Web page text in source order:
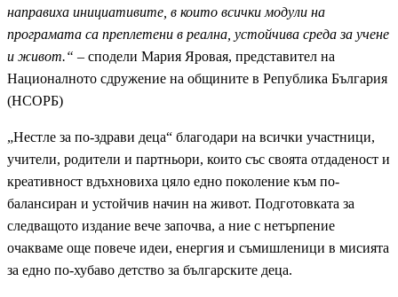
направиха инициативите, в които всички модули на
програмата са преплетени в реална, устойчива среда за учене
и живот.“ – сподели Мария Яровая, представител на
Националното сдружение на общините в Република България
(НСОРБ)
„Нестле за по-здрави деца“ благодари на всички участници,
учители, родители и партньори, които със своята отдаденост и
креативност вдъхновиха цяло едно поколение към по-
балансиран и устойчив начин на живот. Подготовката за
следващото издание вече започва, а ние с нетърпение
очакваме още повече идеи, енергия и съмишленици в мисията
за едно по-хубаво детство за българските деца.